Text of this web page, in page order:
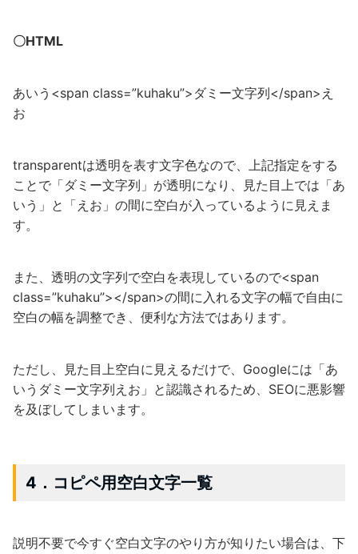
〇HTML
あいう<span class=”kuhaku”>ダミー文字列</span>え
お
transparentは透明を表す文字色なので、上記指定をする
ことで「ダミー文字列」が透明になり、見た目上では「あ
いう」と「えお」の間に空白が入っているように見えま
す。
また、透明の文字列で空白を表現しているので<span
class=”kuhaku”></span>の間に入れる文字の幅で自由に
空白の幅を調整でき、便利な方法ではあります。
ただし、見た目上空白に見えるだけで、Googleには「あ
いうダミー文字列えお」と認識されるため、SEOに悪影響
を及ぼしてしまいます。
4．コピペ用空白文字一覧
説明不要で今すぐ空白文字のやり方が知りたい場合は、下